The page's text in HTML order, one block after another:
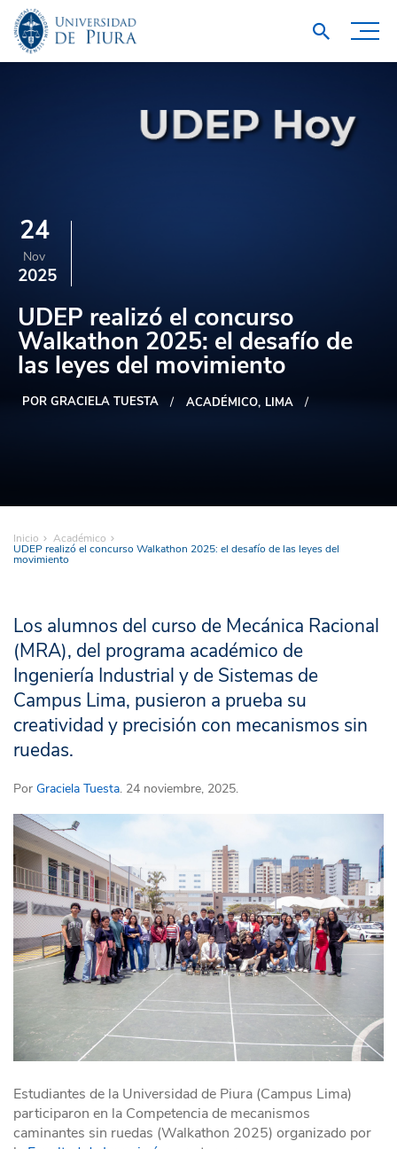
24
Nov
2025
UDEP realizó el concurso
Walkathon 2025: el desafío de
las leyes del movimiento
POR GRACIELA TUESTA ACADÉMICO LIMA
Inicio Académico
UDEP realizó el concurso Walkathon 2025: el desafío de las leyes del
movimiento
Los alumnos del curso de Mecánica Racional
(MRA), del programa académico de
Ingeniería Industrial y de Sistemas de
Campus Lima, pusieron a prueba su
creatividad y precisión con mecanismos sin
ruedas.
Por Graciela Tuesta. 24 noviembre, 2025.
Estudiantes de la Universidad de Piura (Campus Lima)
participaron en la Competencia de mecanismos
caminantes sin ruedas (Walkathon 2025) organizado por